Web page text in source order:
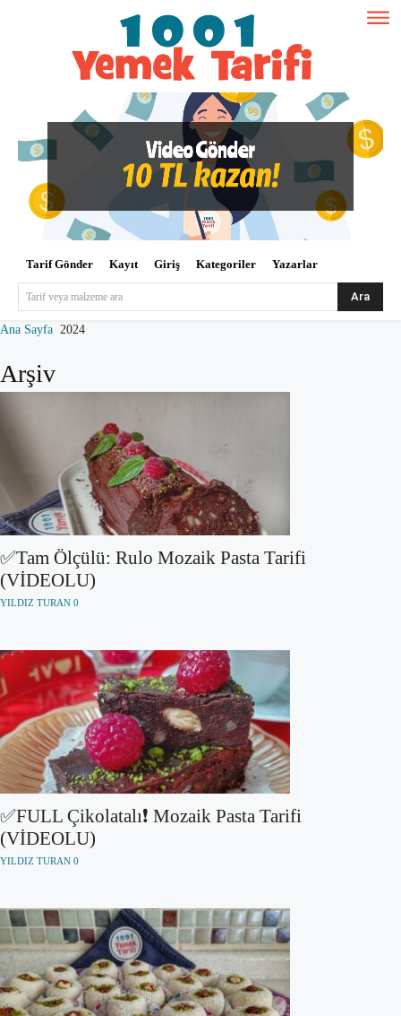
Tarif Gönder Kayıt Giriş Kategoriler Yazarlar
Tarif veya malzeme ara Ara
Ana Sayfa 2024
Arşiv
✅Tam Ölçülü: Rulo Mozaik Pasta Tarifi
(VİDEOLU)
YILDIZ TURAN 0
✅FULL Çikolatalı❗ Mozaik Pasta Tarifi
(VİDEOLU)
YILDIZ TURAN 0